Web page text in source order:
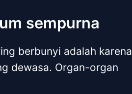
sempurna
berbunyi adalah karena
dewasa. Organ-organ